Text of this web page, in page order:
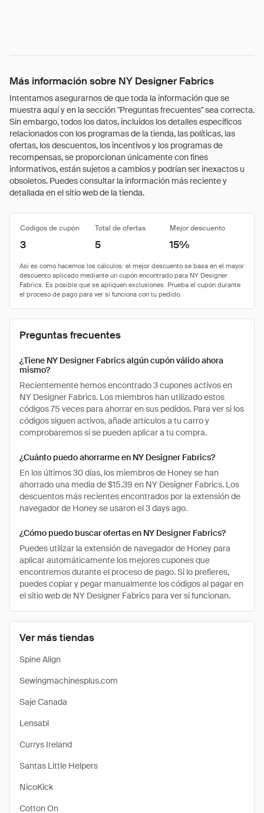
Más información sobre NY Designer Fabrics
Intentamos asegurarnos de que toda la información que se
muestra aquí y en la sección "Preguntas frecuentes" sea correcta.
Sin embargo, todos los datos, incluidos los detalles específicos
relacionados con los programas de la tienda, las políticas, las
ofertas, los descuentos, los incentivos y los programas de
recompensas, se proporcionan únicamente con fines
informativos, están sujetos a cambios y podrían ser inexactos u
obsoletos. Puedes consultar la información más reciente y
detallada en el sitio web de la tienda.
Ver más tiendas
Spine Align
Sewingmachinesplus.com
Saje Canada
Lensabl
Currys Ireland
Santas Little Helpers
NicoKick
Cotton On
Códigos de cupón Total de ofertas Mejor descuento
3 5 15%
Preguntas frecuentes
¿Tiene NY Designer Fabrics algún cupón válido ahora
mismo?
Recientemente hemos encontrado 3 cupones activos en
NY Designer Fabrics. Los miembros han utilizado estos
códigos 75 veces para ahorrar en sus pedidos. Para ver si los
códigos siguen activos, añade artículos a tu carro y
comprobaremos si se pueden aplicar a tu compra.
¿Cuánto puedo ahorrarme en NY Designer Fabrics?
En los últimos 30 días, los miembros de Honey se han
ahorrado una media de $15.39 en NY Designer Fabrics. Los
descuentos más recientes encontrados por la extensión de
navegador de Honey se usaron el 3 days ago.
¿Cómo puedo buscar ofertas en NY Designer Fabrics?
Puedes utilizar la extensión de navegador de Honey para
aplicar automáticamente los mejores cupones que
encontremos durante el proceso de pago. Si lo prefieres,
puedes copiar y pegar manualmente los códigos al pagar en
el sitio web de NY Designer Fabrics para ver si funcionan.